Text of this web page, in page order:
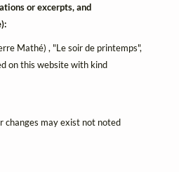
or excerpts, and
Mathé) , "Le soir de printemps",
on this website with kind
may exist not noted